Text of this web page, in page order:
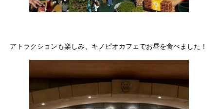
アトラクションも楽しみ、キノピオカフェでお昼を食べました！